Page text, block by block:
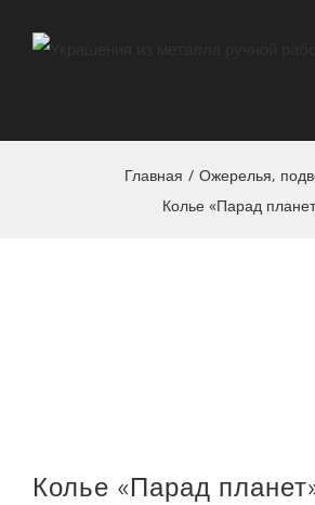
Главная / Ожерелья,
Колье «Парад
Колье «Парад